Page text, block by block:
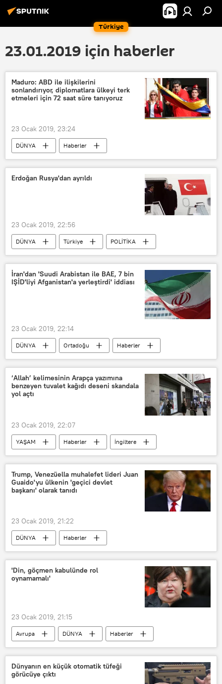
Türkiye
23.01.2019 için haberler
Maduro: ABD ile ilişkilerini
sonlandırıyor, diplomatlara ülkeyi terk
etmeleri için 72 saat süre tanıyoruz
23 Ocak 2019, 23:24
DÜNYA
Haberler
Güney Amerika
POLİTİKA
ABD
Venezüella
Erdoğan Rusya'dan ayrıldı
23 Ocak 2019, 22:56
DÜNYA Türkiye
POLİTİKA
Haberler
Rusya
TÜRKİYE
Recep Tayyip Erdoğan
Rusya-Türkiye ilişkileri
İran'dan 'Suudi Arabistan ile BAE, 7 bin
IŞİD'liyi Afganistan'a yerleştirdi' iddiası
23 Ocak 2019, 22:14
DÜNYA Ortadoğu
Haberler
İran
Tahran
Suudi Arabistan
BAE
Ahmet Rıza Pordastan
IŞİD
‘Allah’ kelimesinin Arapça yazımına
benzeyen tuvalet kağıdı deseni skandala
yol açtı
23 Ocak 2019, 22:07
YAŞAM Haberler
İngiltere
marks and spencer
Tuvalet kağıdı
Trump, Venezüella muhalefet lideri Juan
Guaido'yu ülkenin 'geçici devlet
başkanı' olarak tanıdı
23 Ocak 2019, 21:22
DÜNYA
Haberler
Güney Amerika
Venezüella’da darbe girişimi
'Din, göçmen kabulünde rol
oynamamalı'
23 Ocak 2019, 21:15
Avrupa DÜNYA
Haberler
Belçika
Maggie De Block
Theo Francken
Belçika Sağlık Bakanlığı
Dünyanın en küçük otomatik tüfeği
görücüye çıktı